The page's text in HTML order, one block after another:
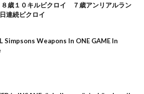
歳１０キルビクロイ ７歳アンリアルラン
連続ビクロイ
Simpsons Weapons In ONE GAME In